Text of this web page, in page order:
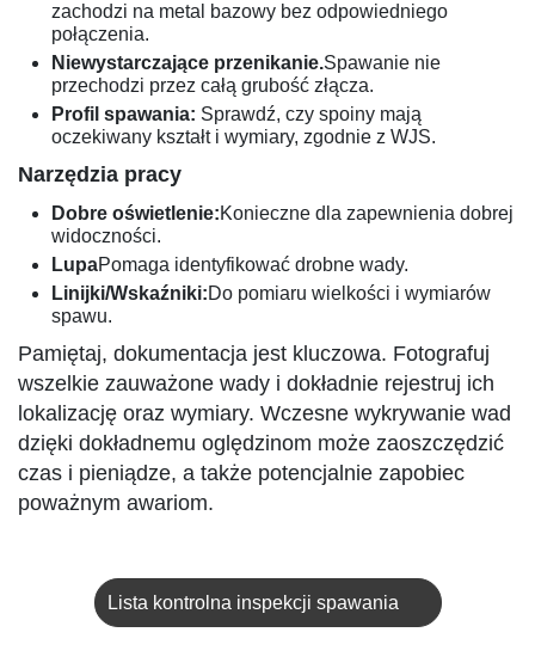
zachodzi na metal bazowy bez odpowiedniego
połączenia.
Niewystarczające przenikanie.Spawanie nie
przechodzi przez całą grubość złącza.
Profil spawania: Sprawdź, czy spoiny mają
oczekiwany kształt i wymiary, zgodnie z WJS.
Narzędzia pracy
Dobre oświetlenie:Konieczne dla zapewnienia dobrej
widoczności.
LupaPomaga identyfikować drobne wady.
Linijki/Wskaźniki:Do pomiaru wielkości i wymiarów
spawu.
Pamiętaj, dokumentacja jest kluczowa. Fotografuj
wszelkie zauważone wady i dokładnie rejestruj ich
lokalizację oraz wymiary. Wczesne wykrywanie wad
dzięki dokładnemu oględzinom może zaoszczędzić
czas i pieniądze, a także potencjalnie zapobiec
poważnym awariom.
Lista kontrolna inspekcji spawania